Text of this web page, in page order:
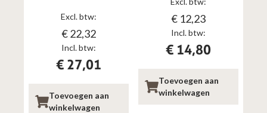
Incl. btw:
€ 27,01
Excl. btw:
€22,32
Toevoegen aan
winkelwagen
Incl. btw:
€14,80
€12,23
Toevoegen aan
winkelwagen